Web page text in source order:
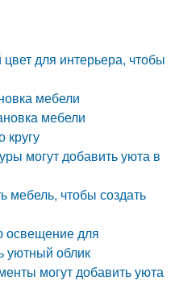
для интерьера, чтобы
мебели
мебели
кругу
могут добавить уюта в
мебель, чтобы создать
освещение для
уютный облик
могут добавить уюта